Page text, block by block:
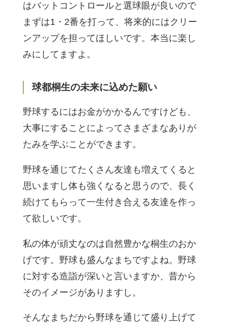
はバットコントロールと選球眼が良いので
まずは1・2番を打って、将来的にはクリー
ンアップを担ってほしいです。本当に楽し
みにしてますよ。
球都桐生の未来に込めた願い
野球するにはお金がかかるんですけども、
大事にすることによってさまざまなありが
たみを学ぶことができます。
野球を通じてたくさん友達も増えてくると
思いますし体も強くなると思うので、長く
続けてもらって一生付き合える友達を作っ
て欲しいです。
私の体が頑丈なのは自然豊かな桐生のおか
げです。野球も盛んなまちですよね。野球
に対する造詣が深いと言いますか、昔から
そのイメージがありますし。
そんなまちだから野球を通じて盛り上げて